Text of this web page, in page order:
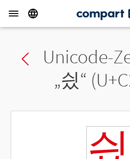
Previous char
Unicode-
„싔“